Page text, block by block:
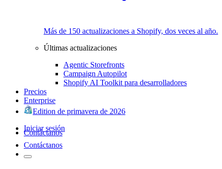
Más de 150 actualizaciones a Shopify, dos veces al año.
Últimas actualizaciones
Agentic Storefronts
Campaign Autopilot
Shopify AI Toolkit para desarrolladores
Precios
Enterprise
Edition de primavera de 2026
Iniciar sesión
Contáctanos
Contáctanos